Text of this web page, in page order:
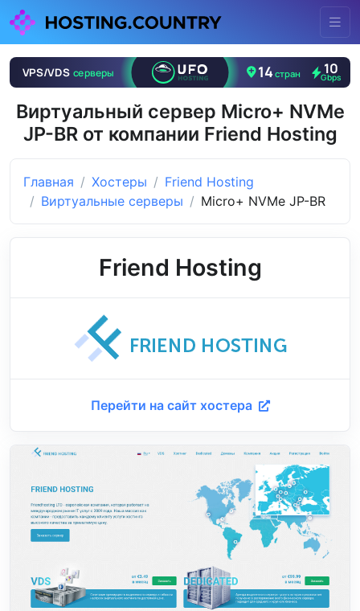
Виртуальный сервер Micro+ NVMe
JP-BR от компании Friend Hosting
Главная Хостеры
Friend Hosting
Виртуальные серверы
Micro+ NVMe JP-BR
Friend Hosting
Перейти на сайт хостера